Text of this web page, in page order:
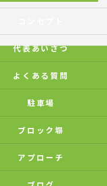
代表あいさつ
よくある質問
駐車場
ブロック塀
アプローチ